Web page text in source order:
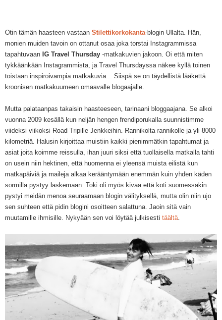
Otin tämän haasteen vastaan Stilettikorkokanta-blogin Ullalta. Hän,
monien muiden tavoin on ottanut osaa joka torstai Instagrammissa
tapahtuvaan IG Travel Thursday -matkakuvien jakoon. Oi että miten
tykkäänkään Instagrammista, ja Travel Thursdayssa näkee kyllä toinen
toistaan inspiroivampia matkakuvia... Siispä se on täydellistä lääkettä
kroonisen matkakuumeen omaavalle blogaajalle.
Mutta palataanpas takaisin haasteeseen, tarinaani bloggaajana. Se alkoi
vuonna 2009 kesällä kun neljän hengen frendiporukalla suunnistimme
viideksi viikoksi Road Tripille Jenkkeihin. Rannikolta rannikolle ja yli 8000
kilometriä. Halusin kirjoittaa muistiin kaikki pienimmätkin tapahtumat ja
asiat joita koimme reissulla, ihan juuri siksi että tuollaisella matkalla tahti
on usein niin hektinen, että huomenna ei yleensä muista eilistä kun
matkapäiviä ja maileja alkaa kerääntymään enemmän kuin yhden käden
sormilla pystyy laskemaan. Toki oli myös kivaa että koti suomessakin
pystyi meidän menoa seuraamaan blogin välityksellä, mutta olin niin ujo
sen suhteen että pidin blogini osoitteen salattuna. Jaoin sitä vain
muutamille ihmisille. Nykyään sen voi löytää julkisesti täältä.